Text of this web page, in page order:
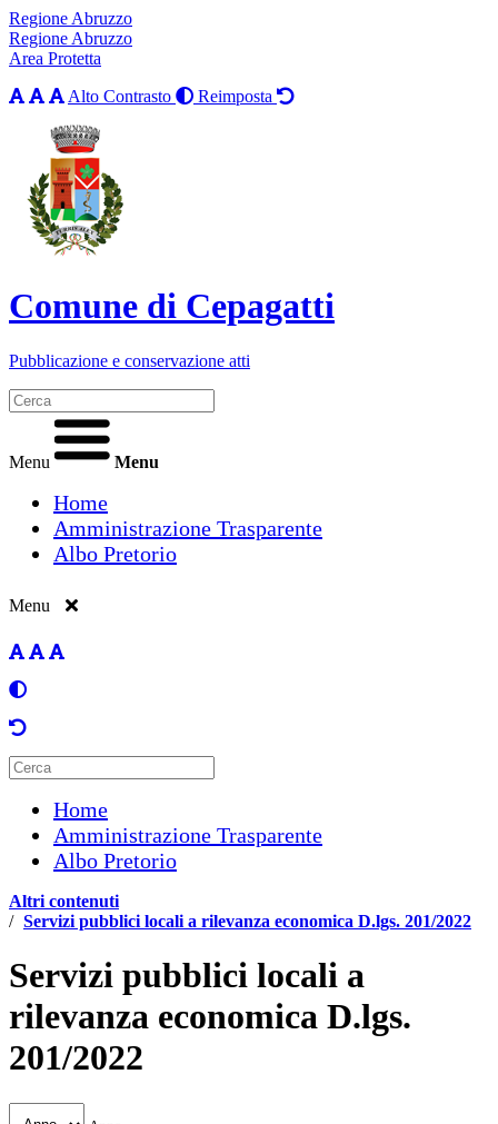
Regione Abruzzo
Regione Abruzzo
Area Protetta
Alto Contrasto
Reimposta
Comune di Cepagatti
Pubblicazione e conservazione atti
Menu Menu
Home
Amministrazione Trasparente
Albo Pretorio
Menu
Home
Amministrazione Trasparente
Albo Pretorio
Altri contenuti
/ Servizi pubblici locali a rilevanza economica D.lgs. 201/2022
Servizi pubblici locali a
rilevanza economica D.lgs.
201/2022